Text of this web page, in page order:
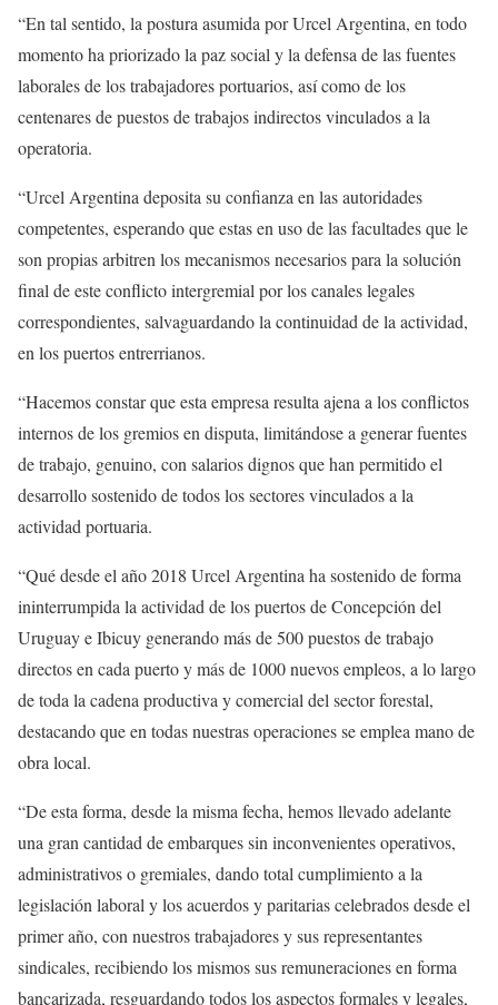
“En tal sentido, la postura asumida por Urcel Argentina, en todo
momento ha priorizado la paz social y la defensa de las fuentes
laborales de los trabajadores portuarios, así como de los
centenares de puestos de trabajos indirectos vinculados a la
operatoria.
“Urcel Argentina deposita su confianza en las autoridades
competentes, esperando que estas en uso de las facultades que le
son propias arbitren los mecanismos necesarios para la solución
final de este conflicto intergremial por los canales legales
correspondientes, salvaguardando la continuidad de la actividad,
en los puertos entrerrianos.
“Hacemos constar que esta empresa resulta ajena a los conflictos
internos de los gremios en disputa, limitándose a generar fuentes
de trabajo, genuino, con salarios dignos que han permitido el
desarrollo sostenido de todos los sectores vinculados a la
actividad portuaria.
“Qué desde el año 2018 Urcel Argentina ha sostenido de forma
ininterrumpida la actividad de los puertos de Concepción del
Uruguay e Ibicuy generando más de 500 puestos de trabajo
directos en cada puerto y más de 1000 nuevos empleos, a lo largo
de toda la cadena productiva y comercial del sector forestal,
destacando que en todas nuestras operaciones se emplea mano de
obra local.
“De esta forma, desde la misma fecha, hemos llevado adelante
una gran cantidad de embarques sin inconvenientes operativos,
administrativos o gremiales, dando total cumplimiento a la
legislación laboral y los acuerdos y paritarias celebrados desde el
primer año, con nuestros trabajadores y sus representantes
sindicales, recibiendo los mismos sus remuneraciones en forma
bancarizada, resguardando todos los aspectos formales y legales,